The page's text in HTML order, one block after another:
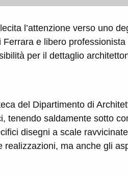
l’attenzione verso uno
e libero
per il dettaglio
del Dipartimento di
tenendo saldamente sotto
disegni a scale
ma anche gli